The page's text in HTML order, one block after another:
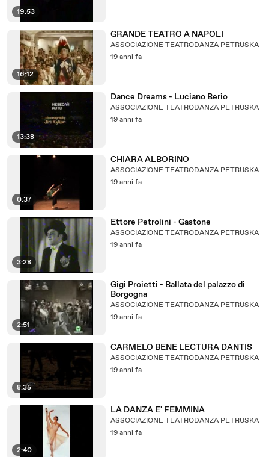
19:53
16:12
GRANDE TEATRO A NAPOLI
ASSOCIAZIONE TEATRODANZA PETRUSKA
19 anni fa
13:38
Dance Dreams - Luciano Berio
ASSOCIAZIONE TEATRODANZA PETRUSKA
19 anni fa
0:37
CHIARA ALBORINO
ASSOCIAZIONE TEATRODANZA PETRUSKA
19 anni fa
3:28
Ettore Petrolini - Gastone
ASSOCIAZIONE TEATRODANZA PETRUSKA
19 anni fa
2:51
Gigi Proietti - Ballata del palazzo di
Borgogna
ASSOCIAZIONE TEATRODANZA PETRUSKA
19 anni fa
8:35
CARMELO BENE LECTURA DANTIS
ASSOCIAZIONE TEATRODANZA PETRUSKA
19 anni fa
2:40
LA DANZA E' FEMMINA
ASSOCIAZIONE TEATRODANZA PETRUSKA
19 anni fa